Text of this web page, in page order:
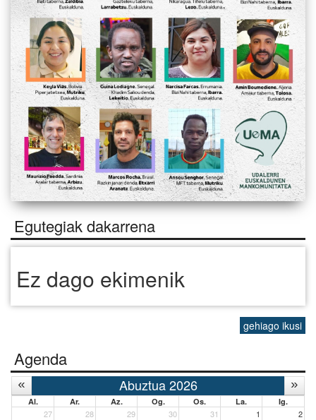
Egutegiak dakarrena
Ez dago ekimenik
gehiago ikusi
Agenda
Abuztua 2026
Al. Ar. Az. Og. Os. La. Ig.
27 28 29 30 31 1 2